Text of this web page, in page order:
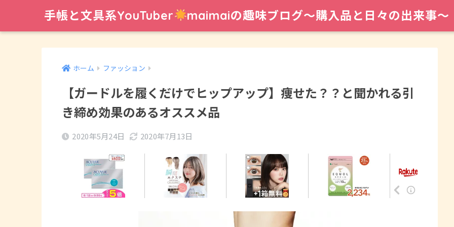
手帳と文具系YouTuber maimaiの趣味ブログ〜購入品と日々の出来事〜
ホーム ファッション
【ガードルを履くだけでヒップアップ】痩せた？？と聞かれる引
き締め効果のあるオススメ品
2020年5月24日 2020年7月13日